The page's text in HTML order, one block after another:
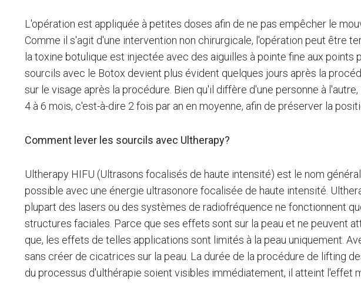
L'opération est appliquée à petites doses afin de ne pas empêcher le
Comme il s'agit d'une intervention non chirurgicale, l'opération peut être
la toxine botulique est injectée avec des aiguilles à pointe fine aux
sourcils avec le Botox devient plus évident quelques jours après la
sur le visage après la procédure. Bien qu'il diffère d'une personne à
4 à 6 mois, c'est-à-dire 2 fois par an en moyenne, afin de préserver la
Comment lever les sourcils avec Ultherapy?
Ultherapy HIFU (Ultrasons focalisés de haute intensité) est le nom
possible avec une énergie ultrasonore focalisée de haute intensité.
plupart des lasers ou des systèmes de radiofréquence ne fonctionnent
structures faciales. Parce que ses effets sont sur la peau et ne peuvent
que, les effets de telles applications sont limités à la peau uniquement.
sans créer de cicatrices sur la peau. La durée de la procédure de lifting
du processus d'ulthérapie soient visibles immédiatement, il atteint l'effet